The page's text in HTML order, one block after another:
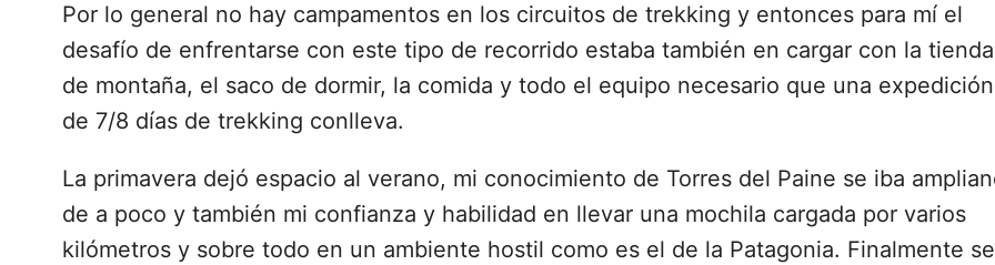
Por lo general no hay campamentos en los circuitos de trekking y entonces para mí el
desafío de enfrentarse con este tipo de recorrido estaba también en cargar con la tienda
de montaña, el saco de dormir, la comida y todo el equipo necesario que una expedición
de 7/8 días de trekking conlleva.
La primavera dejó espacio al verano, mi conocimiento de Torres del Paine se iba
de a poco y también mi confianza y habilidad en llevar una mochila cargada por varios
kilómetros y sobre todo en un ambiente hostil como es el de la Patagonia. Finalmente se